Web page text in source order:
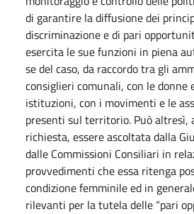
di garantire la diffusione dei
discriminazione e di pari
esercita le sue funzioni in piena
se del caso, da raccordo tra gli
consiglieri comunali, con le donne
istituzioni, con i movimenti e le
presenti sul territorio. Può altresì,
richiesta, essere ascoltata dalla
dalle Commissioni Consiliari in
provvedimenti che essa ritenga
condizione femminile ed in
rilevanti per la tutela delle “pari